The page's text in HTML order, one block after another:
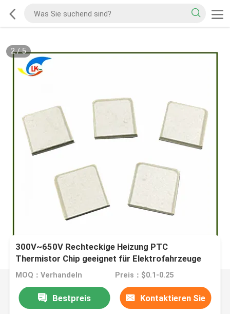
2/5
300V~650V Rechteckige Heizung PTC
Thermistor Chip geeignet für Elektrofahrzeuge
Klimaanlage Chip
MOQ：Verhandeln Preis：$0.1-0.25
Bestpreis Kontaktieren Sie